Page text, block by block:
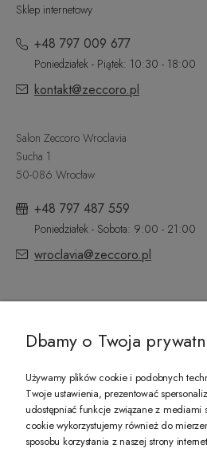
Sklep internetowy
+48 797 009 677
Poniedziałek - Piątek: 10:30 - 18:00
kontakt@zeccoro.pl
Salon Zeccoro Wroclavia
Sucha 1
50-086 Wrocław
+48 797 487 559
Poniedziałek - Sobota: 9:00 - 21:00
wroclavia@zeccoro.pl
PREZENT DLA CIEBIE!
-10% na pierwsze zakupy na zeccoro.pl
Dbamy o Twoja
Używamy plików cookie i podobnych
Twoje ustawienia, prezentować
udostępniać funkcje związane z mediami
cookie wykorzystujemy również do
sposobu korzystania z naszej strony